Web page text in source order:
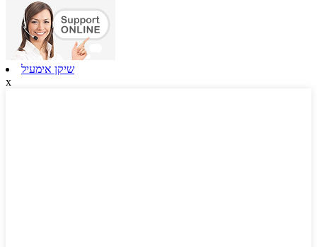
שיקן אימעיל
x